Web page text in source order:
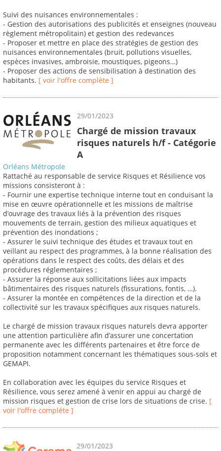
Suivi des nuisances environnementales :
- Gestion des autorisations des publicités et enseignes (nouveau
règlement métropolitain) et gestion des redevances
- Proposer et mettre en place des stratégies de gestion des
nuisances environnementales (bruit, pollutions visuelles,
espèces invasives, ambroisie, moustiques, pigeons…)
- Proposer des actions de sensibilisation à destination des
habitants. [ voir l'offre complète ]
29/01/2023
Chargé de mission travaux
risques naturels h/f - Catégorie
A
Orléans Métropole
Rattaché au responsable de service Risques et Résilience vos
missions consisteront à :
- Fournir une expertise technique interne tout en conduisant la
mise en œuvre opérationnelle et les missions de maîtrise
d’ouvrage des travaux liés à la prévention des risques
mouvements de terrain, gestion des milieux aquatiques et
prévention des inondations ;
- Assurer le suivi technique des études et travaux tout en
veillant au respect des programmes, à la bonne réalisation des
opérations dans le respect des coûts, des délais et des
procédures réglementaires ;
- Assurer la réponse aux sollicitations liées aux impacts
bâtimentaires des risques naturels (fissurations, fontis, …).
- Assurer la montée en compétences de la direction et de la
collectivité sur les travaux spécifiques aux risques naturels.
Le chargé de mission travaux risques naturels devra apporter
une attention particulière afin d’assurer une concertation
permanente avec les différents partenaires et être force de
proposition notamment concernant les thématiques sous-sols et
GEMAPI.
En collaboration avec les équipes du service Risques et
Résilience, vous serez amené à venir en appui au chargé de
mission risques et gestion de crise lors de situations de crise. [
voir l'offre complète ]
29/01/2023